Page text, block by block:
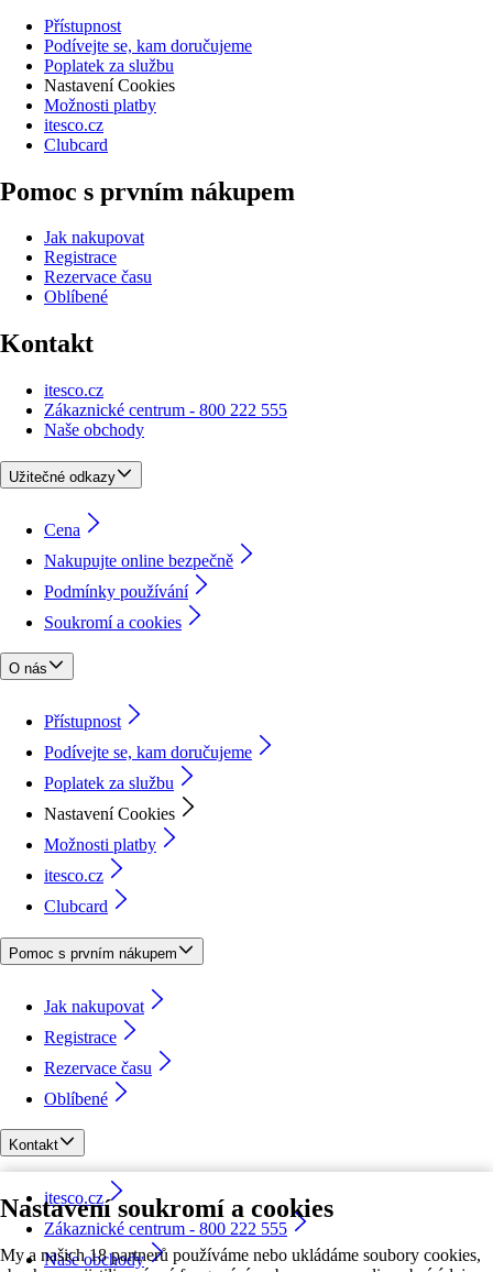
Nastavení soukromí a cookies
My a našich 18 partnerů používáme nebo ukládáme soubory cookies,
Přístupnost
Podívejte se, kam doručujeme
Poplatek za službu
Nastavení Cookies
Možnosti platby
itesco.cz
Clubcard
Pomoc s prvním nákupem
Jak nakupovat
Registrace
Rezervace času
Oblíbené
Kontakt
itesco.cz
Zákaznické centrum - 800 222 555
Naše obchody
Užitečné odkazy
Cena
Nakupujte online bezpečně
Podmínky používání
Soukromí a cookies
O nás
Přístupnost
Podívejte se, kam doručujeme
Poplatek za službu
Nastavení Cookies
Možnosti platby
itesco.cz
Clubcard
Pomoc s prvním nákupem
Jak nakupovat
Registrace
Rezervace času
Oblíbené
Kontakt
itesco.cz
Zákaznické centrum - 800 222 555
Naše obchody